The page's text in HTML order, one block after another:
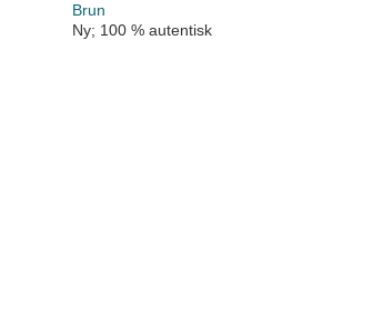
Brun
Ny; 100 % autentisk